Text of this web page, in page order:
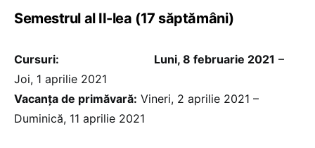
Semestrul al II-lea (17 săptămâni)
Cursuri: Luni, 8 februarie 2021 –
Joi, 1 aprilie 2021
Vacanţa de primăvară: Vineri, 2 aprilie 2021 –
Duminică, 11 aprilie 2021